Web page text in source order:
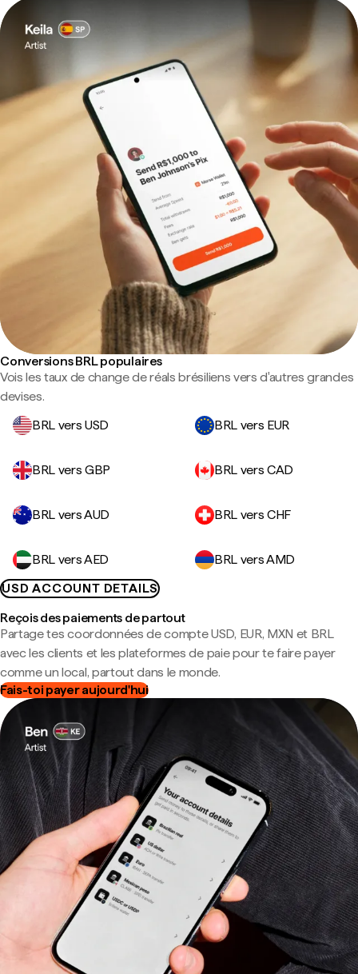
Conversions BRL populaires
Vois les taux de change de réals brésiliens vers d'autres grandes
devises.
BRL vers USD
BRL vers EUR
BRL vers GBP BRL vers CAD
BRL vers AUD BRL vers CHF
BRL vers AED
BRL vers AMD
USD ACCOUNT DETAILS
Reçois des paiements de partout
Partage tes coordonnées de compte USD, EUR, MXN et BRL
avec les clients et les plateformes de paie pour te faire payer
comme un local, partout dans le monde.
Fais-toi payer aujourd'hui